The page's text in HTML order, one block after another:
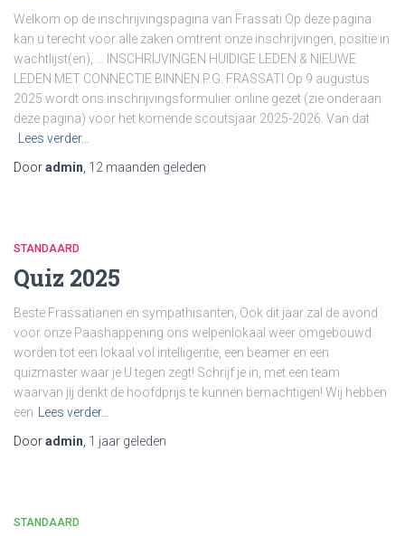
Welkom op de inschrijvingspagina van Frassati Op deze pagina
kan u terecht voor alle zaken omtrent onze inschrijvingen, positie in
wachtlijst(en), … INSCHRIJVINGEN HUIDIGE LEDEN & NIEUWE
LEDEN MET CONNECTIE BINNEN P.G. FRASSATI Op 9 augustus
2025 wordt ons inschrijvingsformulier online gezet (zie onderaan
deze pagina) voor het komende scoutsjaar 2025-2026. Van dat
Lees verder…
Dooradmin 12 maanden geleden
STANDAARD
Quiz 2025
Beste Frassatianen en sympathisanten, Ook dit jaar zal de avond
voor onze Paashappening ons welpenlokaal weer omgebouwd
worden tot een lokaal vol intelligentie, een beamer en een
quizmaster waar je U tegen zegt! Schrijf je in, met een team
waarvan jij denkt de hoofdprijs te kunnen bemachtigen! Wij hebben
een
Lees verder…
Dooradmin 1 jaar geleden
STANDAARD